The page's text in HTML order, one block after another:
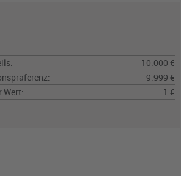
10.000 €
9.999 €
Wert:
1 €